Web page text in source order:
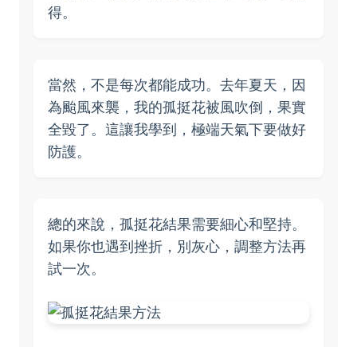
得。
當然，不是每次都能成功。去年夏天，因
為颱風來襲，我的孤挺花被風吹倒，果實
全毀了。這讓我學到，極端天氣下要做好
防護。
總的來說，孤挺花結果需要細心和堅持。
如果你也遇到挫折，別灰心，調整方法再
試一次。